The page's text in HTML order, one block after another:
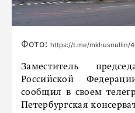
Фото: https://t.me/mkhusnullin/
Заместитель
Российской
сообщил в своем
Петербургская